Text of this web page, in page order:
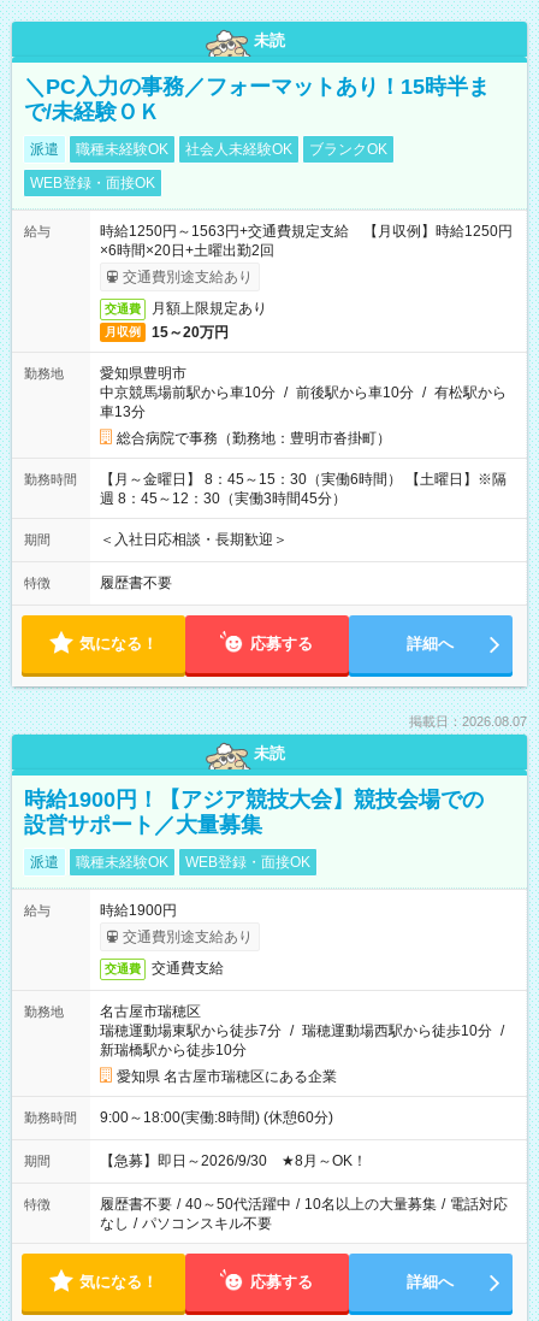
未読
＼PC入力の事務／フォーマットあり！15時半ま
で/未経験ＯＫ
派遣 職種未経験OK 社会人未経験OK
ブランクOK
WEB登録・面接OK
給与
時給1250円～1563円+交通費規定支給 【月収例】時給1250円
×6時間×20日+土曜出勤2回
交通費別途支給あり
交通費 月額上限規定あり
月収例 15～20万円
勤務地
愛知県豊明市
中京競馬場前駅から車10分 / 前後駅から車10分 / 有松駅から
車13分
総合病院で事務（勤務地：豊明市沓掛町）
勤務時間
【月～金曜日】 8：45～15：30（実働6時間） 【土曜日】※隔
週 8：45～12：30（実働3時間45分）
期間 ＜入社日応相談・長期歓迎＞
特徴 履歴書不要
気になる！ 応募する 詳細へ
掲載日：2026.08.07
未読
時給1900円！【アジア競技大会】競技会場での
設営サポート／大量募集
派遣 職種未経験OK WEB登録・面接OK
給与
時給1900円
交通費別途支給あり
交通費 交通費支給
勤務地
名古屋市瑞穂区
瑞穂運動場東駅から徒歩7分 / 瑞穂運動場西駅から徒歩10分 /
新瑞橋駅から徒歩10分
愛知県 名古屋市瑞穂区にある企業
勤務時間 9:00～18:00(実働:8時間) (休憩60分)
期間 【急募】即日～2026/9/30 ★8月～OK！
特徴 履歴書不要 / 40～50代活躍中 / 10名以上の大量募集 / 電話対応
なし / パソコンスキル不要
気になる！ 応募する 詳細へ